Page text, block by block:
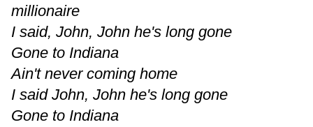
millionaire
I said, John, John he's long gone
Gone to Indiana
Ain't never coming home
I said John, John he's long gone
Gone to Indiana